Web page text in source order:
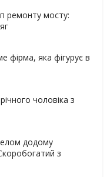
ремонту мосту:
фірма, яка фігурує в
чоловіка з
додому
з